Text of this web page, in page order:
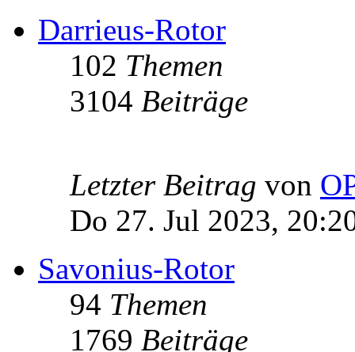
Darrieus-Rotor
102 Themen
3104 Beiträge
Letzter Beitrag von
Do 27. Jul 2023,
Savonius-Rotor
94 Themen
1769 Beiträge